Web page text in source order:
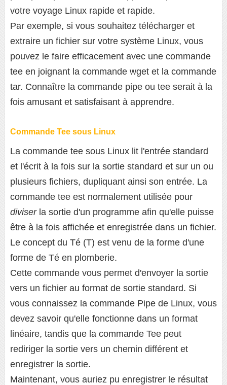
votre voyage Linux rapide et rapide.
Par exemple, si vous souhaitez télécharger et
extraire un fichier sur votre système Linux, vous
pouvez le faire efficacement avec une commande
tee en joignant la commande wget et la commande
tar. Connaître la commande pipe ou tee serait à la
fois amusant et satisfaisant à apprendre.
Commande Tee sous Linux
La commande tee sous Linux lit l'entrée standard
et l'écrit à la fois sur la sortie standard et sur un ou
plusieurs fichiers, dupliquant ainsi son entrée. La
commande tee est normalement utilisée pour
diviserla sortie d'un programme afin qu'elle puisse
être à la fois affichée et enregistrée dans un fichier.
Le concept du Té (T) est venu de la forme d'une
forme de Té en plomberie.
Cette commande vous permet d'envoyer la sortie
vers un fichier au format de sortie standard. Si
vous connaissez la commande Pipe de Linux, vous
devez savoir qu'elle fonctionne dans un format
linéaire, tandis que la commande Tee peut
rediriger la sortie vers un chemin différent et
enregistrer la sortie.
Maintenant, vous auriez pu enregistrer le résultat